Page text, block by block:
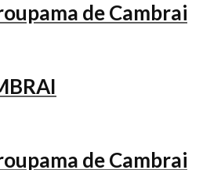
de Cambrai
de Cambrai